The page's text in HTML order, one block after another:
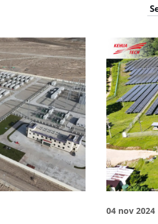
04 nov 2024